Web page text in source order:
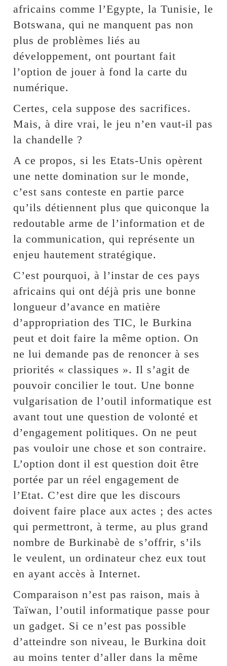
africains comme l’Egypte, la Tunisie, le
Botswana, qui ne manquent pas non
plus de problèmes liés au
développement, ont pourtant fait
l’option de jouer à fond la carte du
numérique.
Certes, cela suppose des sacrifices.
Mais, à dire vrai, le jeu n’en vaut-il pas
la chandelle ?
A ce propos, si les Etats-Unis opèrent
une nette domination sur le monde,
c’est sans conteste en partie parce
qu’ils détiennent plus que quiconque la
redoutable arme de l’information et de
la communication, qui représente un
enjeu hautement stratégique.
C’est pourquoi, à l’instar de ces pays
africains qui ont déjà pris une bonne
longueur d’avance en matière
d’appropriation des TIC, le Burkina
peut et doit faire la même option. On
ne lui demande pas de renoncer à ses
priorités « classiques ». Il s’agit de
pouvoir concilier le tout. Une bonne
vulgarisation de l’outil informatique est
avant tout une question de volonté et
d’engagement politiques. On ne peut
pas vouloir une chose et son contraire.
L’option dont il est question doit être
portée par un réel engagement de
l’Etat. C’est dire que les discours
doivent faire place aux actes ; des actes
qui permettront, à terme, au plus grand
nombre de Burkinabè de s’offrir, s’ils
le veulent, un ordinateur chez eux tout
en ayant accès à Internet.
Comparaison n’est pas raison, mais à
Taïwan, l’outil informatique passe pour
un gadget. Si ce n’est pas possible
d’atteindre son niveau, le Burkina doit
au moins tenter d’aller dans la même